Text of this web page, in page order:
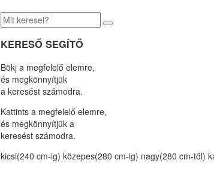
KERESŐ SEGÍTŐ
Bökj a megfelelő elemre,
és megkönnyítjük
a keresést számodra.
Kattints a megfelelő elemre,
és megkönnyítjük a
keresést számodra.
kicsi(240 cm-ig) közepes(280 cm-ig) nagy(280 cm-től)